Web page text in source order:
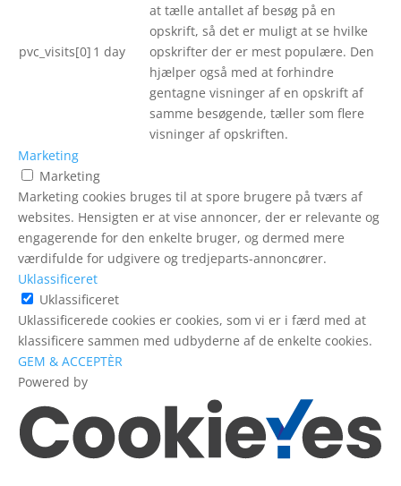
pvc_visits[0] 1 day
at tælle antallet af besøg på en
opskrift, så det er muligt at se hvilke
opskrifter der er mest populære. Den
hjælper også med at forhindre
gentagne visninger af en opskrift af
samme besøgende, tæller som flere
visninger af opskriften.
Marketing
Marketing
Marketing cookies bruges til at spore brugere på tværs af
websites. Hensigten er at vise annoncer, der er relevante og
engagerende for den enkelte bruger, og dermed mere
værdifulde for udgivere og tredjeparts-annoncører.
Uklassificeret
Uklassificeret
Uklassificerede cookies er cookies, som vi er i færd med at
klassificere sammen med udbyderne af de enkelte cookies.
GEM & ACCEPTÈR
Powered by